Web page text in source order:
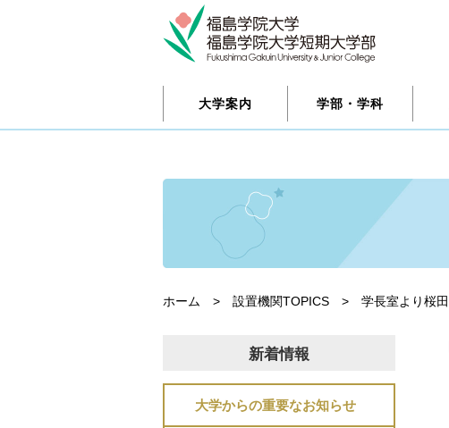
大学案内 学部・学科
ホーム > 設置機関TOPICS > 学長室より桜田
新着情報
大学からの重要なお知らせ